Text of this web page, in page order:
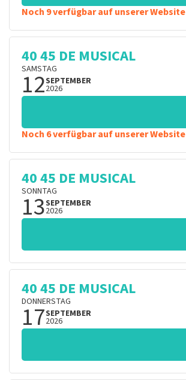
Noch 9 verfügbar auf unserer Website
40 45 DE MUSICAL
SAMSTAG
12SEPTEMBER
2026
Noch 6 verfügbar auf unserer Website
40 45 DE MUSICAL
SONNTAG
13SEPTEMBER
2026
40 45 DE MUSICAL
DONNERSTAG
17SEPTEMBER
2026